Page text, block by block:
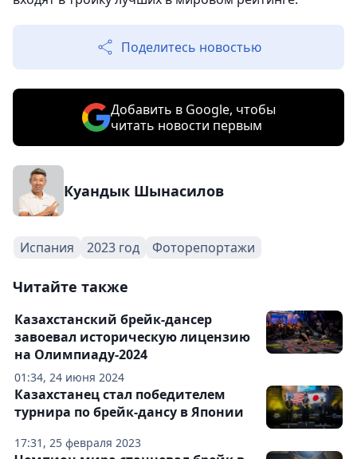
Поделитесь новостью
Добавить в Google, чтобы
читать новости первым
Куандык Шынасилов
Испания 2023 год Фоторепортажи
Читайте также
01:34, 24 июня 2024
Казахстанский брейк-дансер
завоевал историческую лицензию
на Олимпиаду-2024
17:31, 25 февраля 2023
Казахстанец стал победителем
турнира по брейк-дансу в Японии